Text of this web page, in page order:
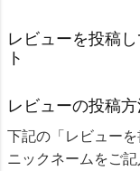
レビューを投稿
ト
レビューの投稿
下記の「レビューを
ニックネームをご記